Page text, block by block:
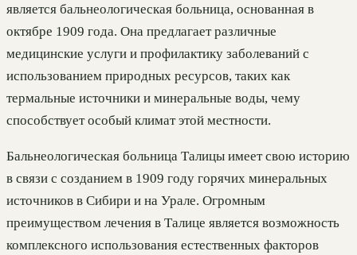
является бальнеологическая больница, основанная в
октябре 1909 года. Она предлагает различные
медицинские услуги и профилактику заболеваний с
использованием природных ресурсов, таких как
термальные источники и минеральные воды, чему
способствует особый климат этой местности.
Бальнеологическая больница Талицы имеет свою историю
в связи с созданием в 1909 году горячих минеральных
источников в Сибири и на Урале. Огромным
преимуществом лечения в Талице является возможность
комплексного использования естественных факторов